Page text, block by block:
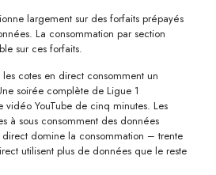
largement sur des forfaits prépayés
La consommation par section
sur ces forfaits.
les cotes en direct consomment un
soirée complète de Ligue 1
vidéo YouTube de cinq minutes. Les
à sous consomment des données
domine la consommation – trente
utilisent plus de données que le reste